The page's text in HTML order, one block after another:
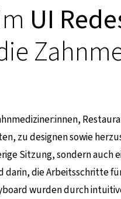
UI
zu einer externen Seite
zu designen sowie
Sitzung, sondern auch
die Arbeitsschritte
wurden durch